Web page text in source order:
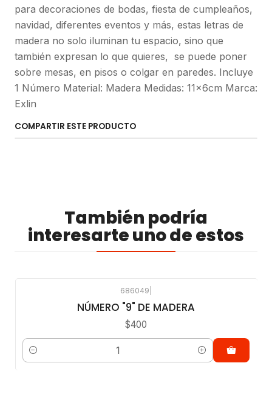
para decoraciones de bodas, fiesta de cumpleaños,
navidad, diferentes eventos y más, estas letras de
madera no solo iluminan tu espacio, sino que
también expresan lo que quieres, se puede poner
sobre mesas, en pisos o colgar en paredes. Incluye
1 Número Material: Madera Medidas: 11x6cm Marca:
Exlin
COMPARTIR ESTE PRODUCTO
También podría
interesarte uno de estos
686049
NÚMERO "9" DE MADERA
$400
Cantidad